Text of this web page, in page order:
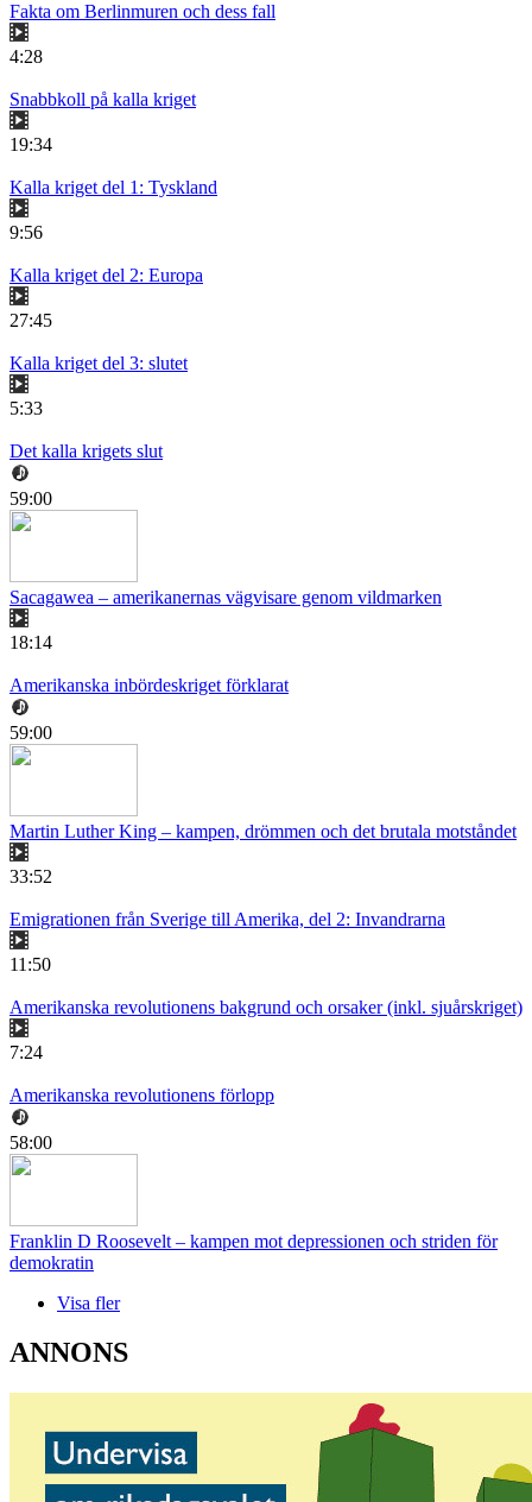
Fakta om Berlinmuren och dess fall
4:28
Snabbkoll på kalla kriget
19:34
Kalla kriget del 1: Tyskland
9:56
Kalla kriget del 2: Europa
27:45
Kalla kriget del 3: slutet
5:33
Det kalla krigets slut
59:00
Sacagawea – amerikanernas vägvisare genom vildmarken
18:14
Amerikanska inbördeskriget förklarat
59:00
Martin Luther King – kampen, drömmen och det brutala motståndet
33:52
Emigrationen från Sverige till Amerika, del 2: Invandrarna
11:50
Amerikanska revolutionens bakgrund och orsaker (inkl. sjuårskriget)
7:24
Amerikanska revolutionens förlopp
58:00
Franklin D Roosevelt – kampen mot depressionen och striden för
demokratin
Visa fler
ANNONS